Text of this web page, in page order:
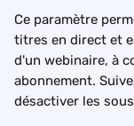
Ce paramètre
titres en direct et
d'un webinaire, à
abonnement.
désactiver les